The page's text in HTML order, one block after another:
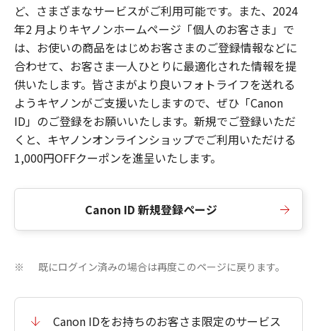
ど、さまざまなサービスがご利用可能です。また、2024
年2 月よりキヤノンホームページ「個人のお客さま」で
は、お使いの商品をはじめお客さまのご登録情報などに
合わせて、お客さま一人ひとりに最適化された情報を提
供いたします。皆さまがより良いフォトライフを送れる
ようキヤノンがご支援いたしますので、ぜひ「Canon
ID」のご登録をお願いいたします。新規でご登録いただ
くと、キヤノンオンラインショップでご利用いただける
1,000円OFFクーポンを進呈いたします。
Canon ID 新規登録ページ
※ 既にログイン済みの場合は再度このページに戻ります。
Canon IDをお持ちのお客さま限定のサービス